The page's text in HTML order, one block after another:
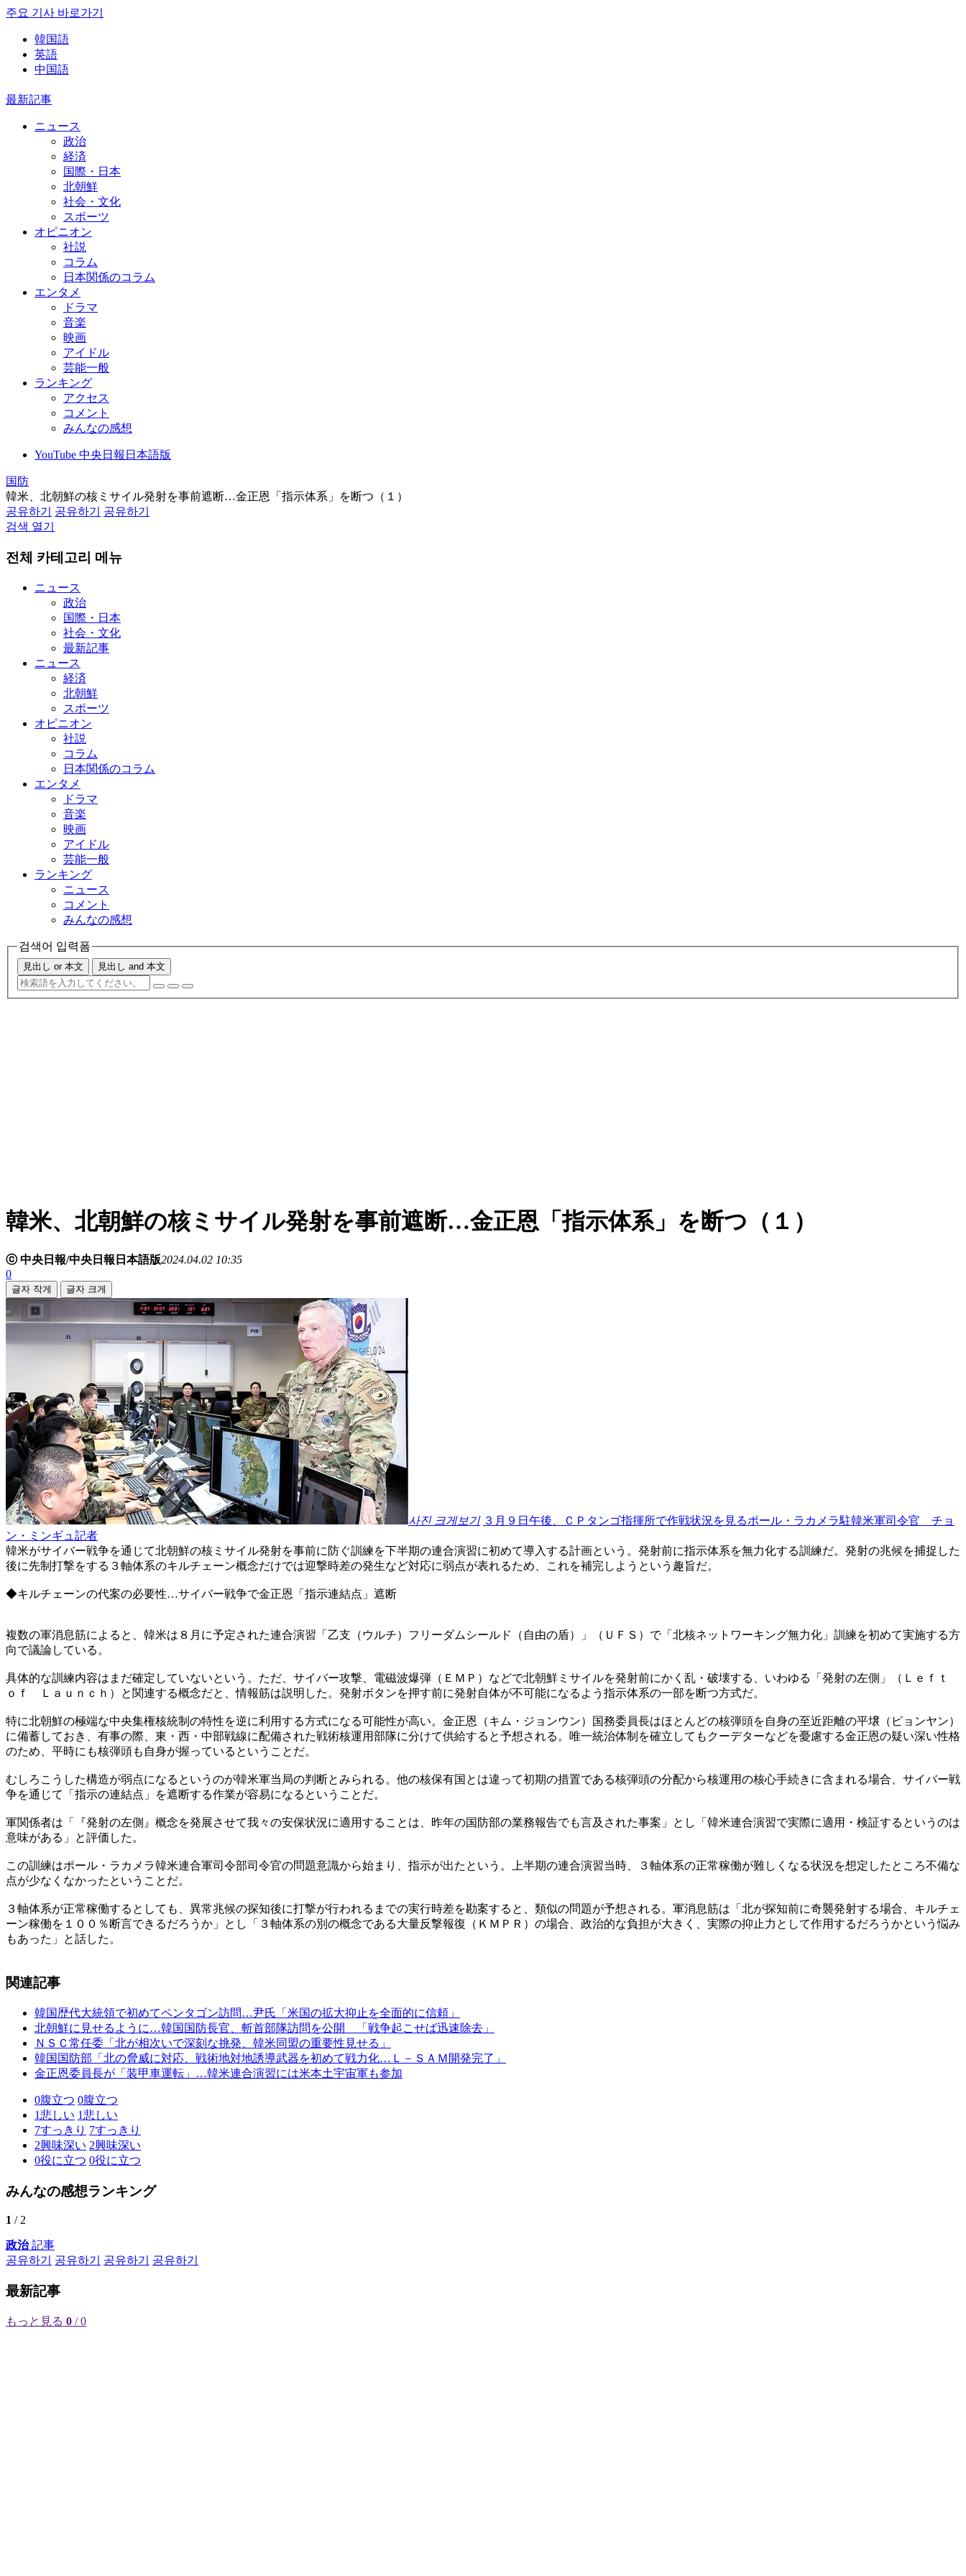
주요 기사 바로가기
韓国語
英語
中国語
最新記事
ニュース
政治
経済
国際・日本
北朝鮮
社会・文化
スポーツ
オピニオン
社説
コラム
日本関係のコラム
エンタメ
ドラマ
音楽
映画
アイドル
芸能一般
ランキング
アクセス
コメント
みんなの感想
YouTube 中央日報日本語版
国防
韓米、北朝鮮の核ミサイル発射を事前遮断…金正恩「指示体系」を断つ（１）
공유하기
공유하기
공유하기
검색 열기
전체 카테고리 메뉴
ニュース
政治
国際・日本
社会・文化
最新記事
ニュース
経済
北朝鮮
スポーツ
オピニオン
社説
コラム
日本関係のコラム
エンタメ
ドラマ
音楽
映画
アイドル
芸能一般
ランキング
ニュース
コメント
みんなの感想
검색어 입력폼
見出し or 本文 見出し and 本文
韓米、北朝鮮の核ミサイル発射を事前遮断…金正恩「指示体系」を断つ（１）
ⓒ 中央日報/中央日報日本語版2024.04.02 10:35
0
글자 작게 글자 크게
사진 크게보기 ３月９日午後、ＣＰタンゴ指揮所で作戦状況を見るポール・ラカメラ駐韓米軍司令官 チョ
ン・ミンギュ記者
韓米がサイバー戦争を通じて北朝鮮の核ミサイル発射を事前に防ぐ訓練を下半期の連合演習に初めて導入する計画という。発射前に指示体系を無力化する訓練だ。発射の兆候を捕捉した
後に先制打撃をする３軸体系のキルチェーン概念だけでは迎撃時差の発生など対応に弱点が表れるため、これを補完しようという趣旨だ。
◆キルチェーンの代案の必要性…サイバー戦争で金正恩「指示連結点」遮断
複数の軍消息筋によると、韓米は８月に予定された連合演習「乙支（ウルチ）フリーダムシールド（自由の盾）」（ＵＦＳ）で「北核ネットワーキング無力化」訓練を初めて実施する方
向で議論している。
具体的な訓練内容はまだ確定していないという。ただ、サイバー攻撃、電磁波爆弾（ＥＭＰ）などで北朝鮮ミサイルを発射前にかく乱・破壊する、いわゆる「発射の左側」（Ｌｅｆｔ
ｏｆ Ｌａｕｎｃｈ）と関連する概念だと、情報筋は説明した。発射ボタンを押す前に発射自体が不可能になるよう指示体系の一部を断つ方式だ。
特に北朝鮮の極端な中央集権核統制の特性を逆に利用する方式になる可能性が高い。金正恩（キム・ジョンウン）国務委員長はほとんどの核弾頭を自身の至近距離の平壌（ピョンヤン）
に備蓄しておき、有事の際、東・西・中部戦線に配備された戦術核運用部隊に分けて供給すると予想される。唯一統治体制を確立してもクーデターなどを憂慮する金正恩の疑い深い性格
のため、平時にも核弾頭も自身が握っているということだ。
むしろこうした構造が弱点になるというのが韓米軍当局の判断とみられる。他の核保有国とは違って初期の措置である核弾頭の分配から核運用の核心手続きに含まれる場合、サイバー戦
争を通じて「指示の連結点」を遮断する作業が容易になるということだ。
軍関係者は「『発射の左側』概念を発展させて我々の安保状況に適用することは、昨年の国防部の業務報告でも言及された事案」とし「韓米連合演習で実際に適用・検証するというのは
意味がある」と評価した。
この訓練はポール・ラカメラ韓米連合軍司令部司令官の問題意識から始まり、指示が出たという。上半期の連合演習当時、３軸体系の正常稼働が難しくなる状況を想定したところ不備な
点が少なくなかったということだ。
３軸体系が正常稼働するとしても、異常兆候の探知後に打撃が行われるまでの実行時差を勘案すると、類似の問題が予想される。軍消息筋は「北が探知前に奇襲発射する場合、キルチェ
ーン稼働を１００％断言できるだろうか」とし「３軸体系の別の概念である大量反撃報復（ＫＭＰＲ）の場合、政治的な負担が大きく、実際の抑止力として作用するだろうかという悩み
もあった」と話した。
関連記事
韓国歴代大統領で初めてペンタゴン訪問…尹氏「米国の拡大抑止を全面的に信頼」
北朝鮮に見せるように…韓国国防長官、斬首部隊訪問を公開 「戦争起こせば迅速除去」
ＮＳＣ常任委「北が相次いで深刻な挑発、韓米同盟の重要性見せる」
韓国国防部「北の脅威に対応、戦術地対地誘導武器を初めて戦力化…Ｌ－ＳＡＭ開発完了」
金正恩委員長が「装甲車運転」…韓米連合演習には米本土宇宙軍も参加
0腹立つ 0腹立つ
1悲しい 1悲しい
7すっきり 7すっきり
2興味深い 2興味深い
0役に立つ 0役に立つ
みんなの感想ランキング
1 / 2
政治記事
공유하기
공유하기 공유하기 공유하기
最新記事
もっと見る 0 / 0